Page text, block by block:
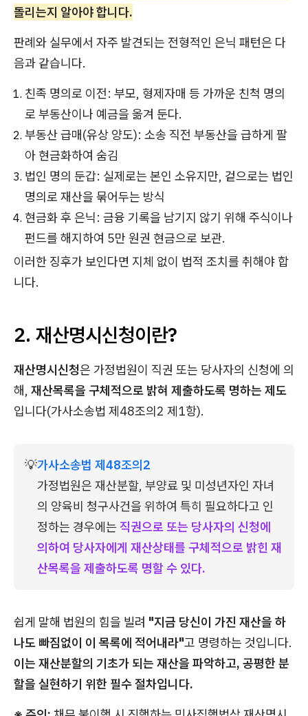
돌리는지 알아야 합니다.
판례와 실무에서 자주 발견되는 전형적인 은닉 패턴은 다
음과 같습니다.
친족 명의로 이전: 부모, 형제자매 등 가까운 친척 명의
로 부동산이나 예금을 옮겨 둔다.
부동산 급매(유상 양도): 소송 직전 부동산을 급하게 팔
아 현금화하여 숨김
법인 명의 둔갑: 실제로는 본인 소유지만, 겉으로는 법인
명의로 재산을 묶어두는 방식
현금화 후 은닉: 금융 기록을 남기지 않기 위해 주식이나
펀드를 해지하여 5만 원권 현금으로 보관.
이러한 징후가 보인다면 지체 없이 법적 조치를 취해야 합
니다.
2. 재산명시신청이란?
재산명시신청은 가정법원이 직권 또는 당사자의 신청에 의
해, 재산목록을 구체적으로 밝혀 제출하도록 명하는 제도
입니다(가사소송법 제48조의2 제1항).
💡가사소송법 제48조의2
가정법원은 재산분할, 부양료 및 미성년자인 자녀
의 양육비 청구사건을 위하여 특히 필요하다고 인
정하는 경우에는 직권으로 또는 당사자의 신청에
의하여 당사자에게 재산상태를 구체적으로 밝힌 재
산목록을 제출하도록 명할 수 있다.
쉽게 말해 법원의 힘을 빌려 "지금 당신이 가진 재산을 하
나도 빠짐없이 이 목록에 적어내라"고 명령하는 것입니다.
이는 재산분할의 기초가 되는 재산을 파악하고, 공평한 분
할을 실현하기 위한 필수 절차입니다.